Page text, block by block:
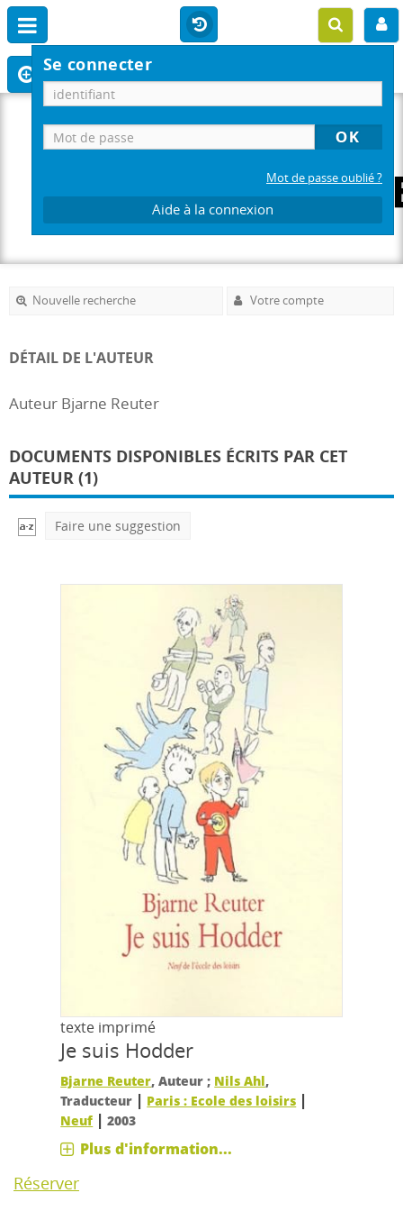
Se connecter
Mot de passe oublié ?
Aide à la connexion
Nouvelle recherche Votre compte
DÉTAIL DE L'AUTEUR
Auteur Bjarne Reuter
DOCUMENTS DISPONIBLES ÉCRITS PAR CET
AUTEUR (1)
Faire une suggestion
texte imprimé
Je suis Hodder
Bjarne Reuter, Auteur ; Nils Ahl,
Traducteur | Paris : Ecole des loisirs |
Neuf |2003
Plus d'information...
Réserver